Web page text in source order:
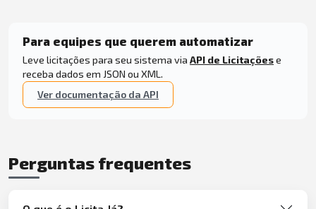
Para equipes que querem automatizar
Leve licitações para seu sistema via API de Licitaçõese
receba dados em JSON ou XML.
Ver documentação da API
Perguntas frequentes